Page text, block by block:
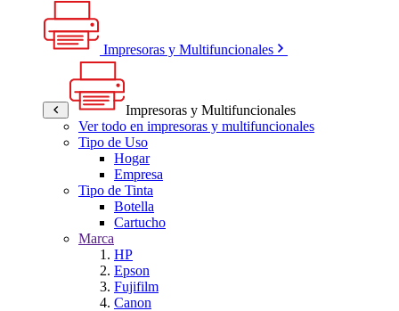
Impresoras y Multifuncionales
Impresoras y Multifuncionales
Ver todo en impresoras y multifuncionales
Tipo de Uso
Hogar
Empresa
Tipo de Tinta
Botella
Cartucho
Marca
HP
Epson
Fujifilm
Canon